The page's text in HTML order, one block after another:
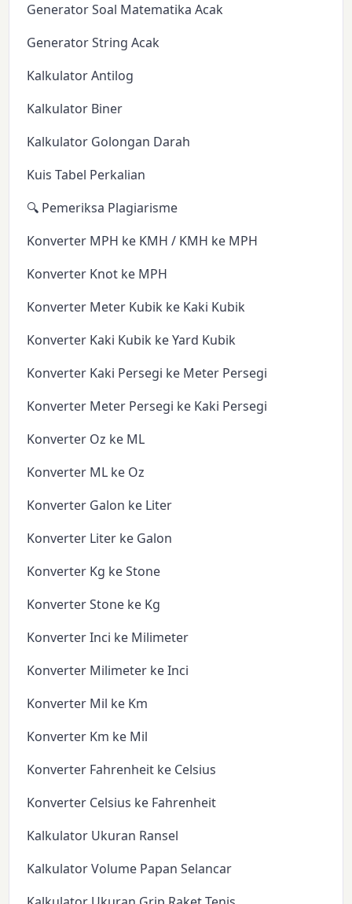
Generator Soal Matematika Acak
Generator String Acak
Kalkulator Antilog
Kalkulator Biner
Kalkulator Golongan Darah
Kuis Tabel Perkalian
🔍 Pemeriksa Plagiarisme
Konverter MPH ke KMH / KMH ke MPH
Konverter Knot ke MPH
Konverter Meter Kubik ke Kaki Kubik
Konverter Kaki Kubik ke Yard Kubik
Konverter Kaki Persegi ke Meter Persegi
Konverter Meter Persegi ke Kaki Persegi
Konverter Oz ke ML
Konverter ML ke Oz
Konverter Galon ke Liter
Konverter Liter ke Galon
Konverter Kg ke Stone
Konverter Stone ke Kg
Konverter Inci ke Milimeter
Konverter Milimeter ke Inci
Konverter Mil ke Km
Konverter Km ke Mil
Konverter Fahrenheit ke Celsius
Konverter Celsius ke Fahrenheit
Kalkulator Ukuran Ransel
Kalkulator Volume Papan Selancar